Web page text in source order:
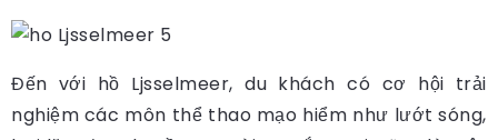
Đến với hồ Ljsselmeer, du khách có cơ hội trải
nghiệm các môn thể thao mạo hiểm như lướt sóng,